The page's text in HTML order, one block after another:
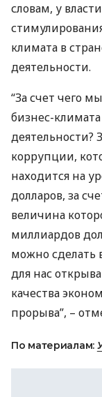
словам, у
климата в
деятельности.
“За счет чего
бизнес-
деятельности?
коррупции,
находится на
долларов, за
величина
миллиардов
можно сделать
для нас
качества
прорыва”, –
По материалам: